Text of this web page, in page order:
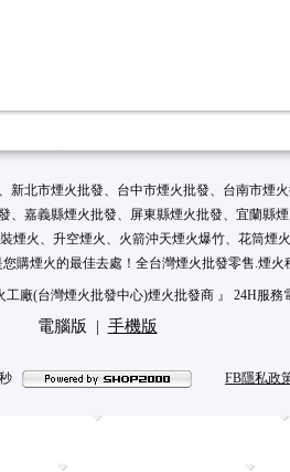
北市煙火批發、台中市煙火批發、台南市煙
嘉義縣煙火批發、屏東縣煙火批發、宜蘭縣
火、升空煙火、火箭沖天煙火爆竹、花筒
購煙火的最佳去處！全台灣煙火批發零售.煙
工廠(台灣煙火批發中心)煙火批發商 』 24H服務
電腦版 | 手機版
秒 FB隱私政